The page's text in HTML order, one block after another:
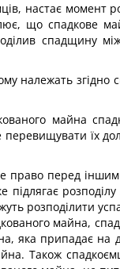
настає момент
що спадкове
спадщину
належать згідно
майна
їх
право перед
розподілити
майна,
яка припадає на
Також